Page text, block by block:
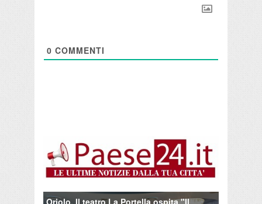
0 COMMENTI
Oriolo. Il teatro La Portella ospita "Il